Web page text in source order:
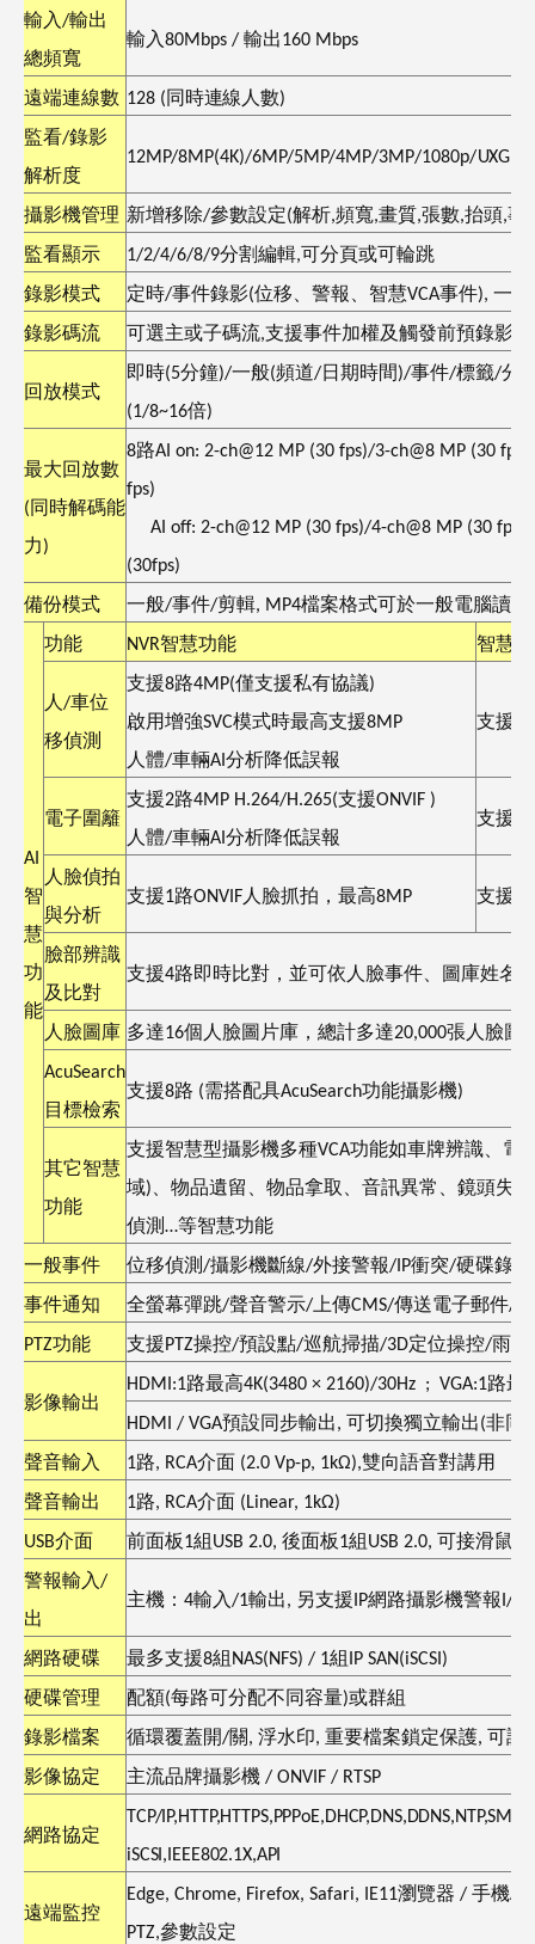
輸入/輸出
總頻寬
輸入80M bps/ 輸出160 Mbps
遠端連線數 128 ( 同時連線人數)
監看/錄影
解析度
12MP/8MP(4K)/6MP/5M P/4MP/3M P/1080p/UXG
攝影機管理 新增移除/參數設定(解析,頻寬,畫質 ,張數,抬頭,事
監看顯示 1/2/4/6/8/9分割編輯,可分頁或可輪跳
錄影模式 定時/事件錄影(位移、警報、智慧VCA事件), 一週
錄影碼流 可選主或子碼流,支援事件加權及觸發前預錄影
回放模式
即時(5分鐘)/一般(頻道/日期時間)/事件/標籤/分
(1/8~16倍)
最大回放數
( 同時解碼能
力)
8路AI on: 2-ch@12 MP (30 fps)/3-ch@8 MP (30
fps)
AI off: 2-ch@12 MP (30 fps)/4-ch@8 MP (30 fps)/
(30fps)
備份模式 一般/事件/剪輯, MP4檔案格式可於一般電腦讀取
AI
智
慧
功
能
功能 NVR智慧功能 智慧
人/車位
移偵測
支援8路4MP(僅支援私有協議)
啟用增強SVC模式時最高支援8MP
人體/車輛AI 分析降低誤報
支援
電子圍籬
支援2路4MP H.264/H.265(支援ONVIF )
人體/車輛AI 分析降低誤報
支援
人臉偵拍
與分析
支援1路ONVIF人臉抓拍，最高8MP 支援
臉部辨識
及比對
支援4路即時比對，並可依人臉事件、圖庫姓名
人臉圖庫 多達16個人臉圖片庫，總計多達20,000張人臉圖
AcuSearch
目標檢索
支援8路 (需搭配具AcuSearch功能攝影機)
其它智慧
功能
支援智慧型攝影機多種VCA功能如車牌辨識、電
域)、物品遺留、物品拿取、音訊異常、鏡頭失焦
偵測…等智慧功能
一般事件 位移偵測/攝影機斷線/外接警報/IP衝突/硬碟錄滿
事件通知 全螢幕彈跳/聲音警示/上傳CMS/傳送電子郵件/
PTZ功能 支援PTZ操控/預設點/巡航掃描/3D定位操控/雨刷
影像輸出
HDMI:1路最高4K(3480 × 2160)/30Hz ; VGA:1路最
HDMI / VGA預設同步輸出, 可切換獨立輸出(非同
聲音輸入 1路, RCA介面 (2.0 Vp-p, 1kΩ),雙向語音對講用
聲音輸出 1路, RCA介面 (Linear, 1kΩ)
USB介面 前面板1組 USB 2.0, 後面板1組 USB 2.0, 可接滑鼠
警報輸入/
出
主機： 4輸入/1輸出, 另支援 IP網路攝影機警報 I/O
網路硬碟 最多支援8組 NAS(NFS) / 1組 IP SAN(iSCSI)
硬碟管理 配額(每路可分配不同容量)或群組
錄影檔案 循環覆蓋開/關, 浮水印, 重要檔案鎖定保護, 可調
影像協定 主流品牌攝影機 / ONVIF / RTSP
網路協定
TCP/
iSCSI,IEEE802.1X,API
遠端監控
Edge, Chrome, Firefox, Safari, IE11瀏覽器 / 手機
PTZ,參數設定